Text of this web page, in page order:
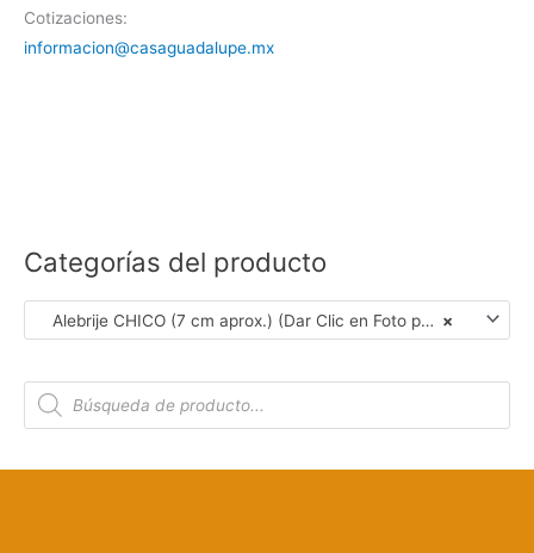
Cotizaciones:
informacion@casaguadalupe.mx
Categorías del producto
×
Alebrije CHICO (7 cm aprox.) (Dar Clic en Foto para Ver Detalles)
B
q